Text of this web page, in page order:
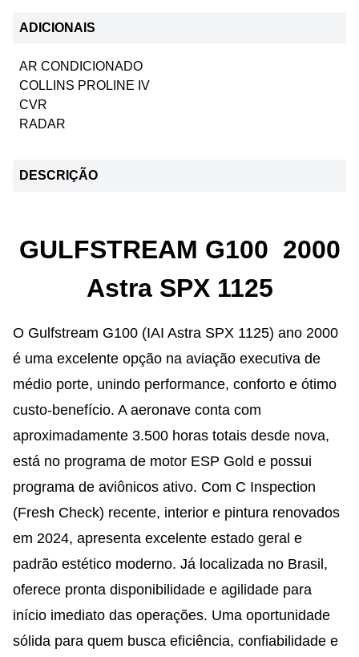
ADICIONAIS
AR CONDICIONADO
COLLINS PROLINE IV
CVR
RADAR
DESCRIÇÃO
GULFSTREAM G100 2000
Astra SPX 1125
O Gulfstream G100 (IAI Astra SPX 1125) ano 2000
é uma excelente opção na aviação executiva de
médio porte, unindo performance, conforto e ótimo
custo-benefício. A aeronave conta com
aproximadamente 3.500 horas totais desde nova,
está no programa de motor ESP Gold e possui
programa de aviônicos ativo. Com C Inspection
(Fresh Check) recente, interior e pintura renovados
em 2024, apresenta excelente estado geral e
padrão estético moderno. Já localizada no Brasil,
oferece pronta disponibilidade e agilidade para
início imediato das operações. Uma oportunidade
sólida para quem busca eficiência, confiabilidade e